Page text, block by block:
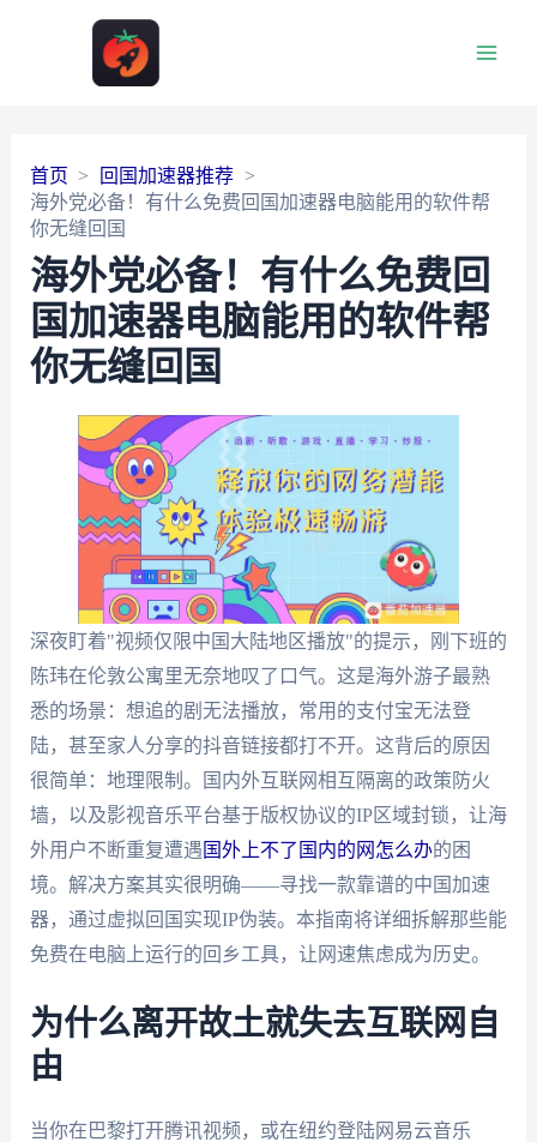
首页
回国加速器推荐
海外党必备！有什么免费回国加速器电脑能用的软件帮
你无缝回国
海外党必备！有什么免费回
国加速器电脑能用的软件帮
你无缝回国
深夜盯着"视频仅限中国大陆地区播放"的提示，刚下班的
陈玮在伦敦公寓里无奈地叹了口气。这是海外游子最熟
悉的场景：想追的剧无法播放，常用的支付宝无法登
陆，甚至家人分享的抖音链接都打不开。这背后的原因
很简单：地理限制。国内外互联网相互隔离的政策防火
墙，以及影视音乐平台基于版权协议的IP区域封锁，让海
外用户不断重复遭遇 国外上不了国内的网怎么办的困
境。解决方案其实很明确——寻找一款靠谱的中国加速
器，通过虚拟回国实现IP伪装。本指南将详细拆解那些能
免费在电脑上运行的回乡工具，让网速焦虑成为历史。
为什么离开故土就失去互联网自
由
当你在巴黎打开腾讯视频，或在纽约登陆网易云音乐